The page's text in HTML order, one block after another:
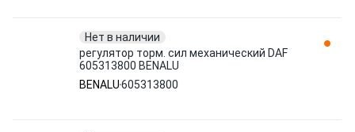
Нет в наличии
регулятор торм. сил механический DAF
605313800 BENALU
BENALU605313800